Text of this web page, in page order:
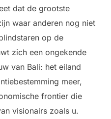
dat de grootste
waar anderen nog niet
op de
zich een ongekende
van Bali: het eiland
meer,
frontier die
visionairs zoals u.